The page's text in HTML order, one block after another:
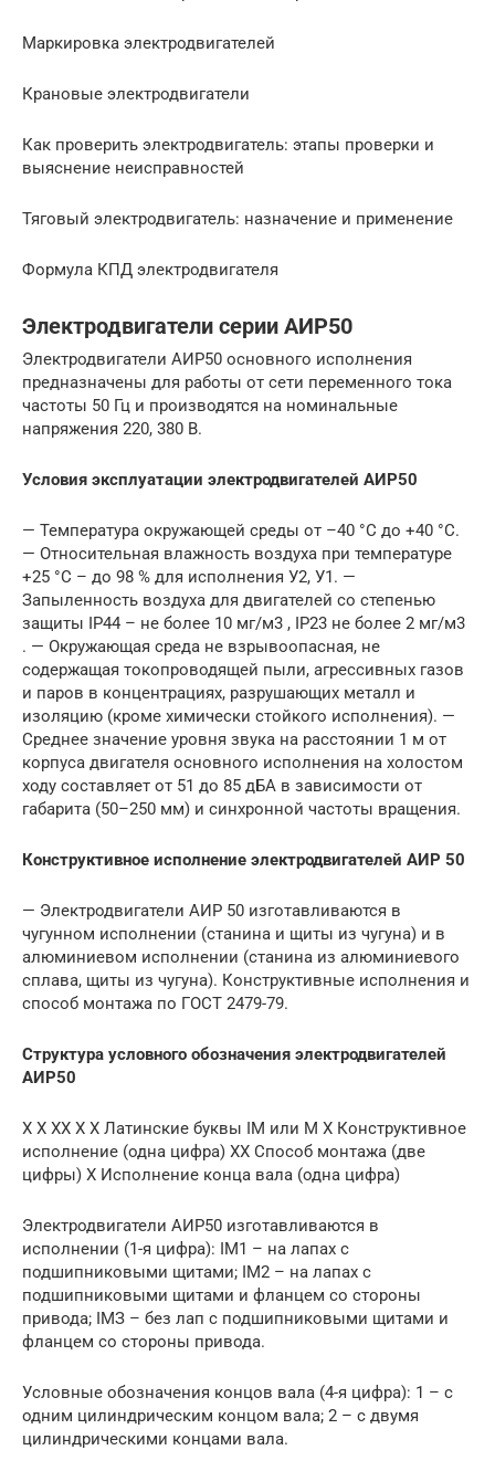
Маркировка электродвигателей
Крановые электродвигатели
Как проверить электродвигатель: этапы проверки и
выяснение неисправностей
Тяговый электродвигатель: назначение и применение
Формула КПД электродвигателя
Электродвигатели серии АИР50
Электродвигатели АИР50 основного исполнения
предназначены для работы от сети переменного тока
частоты 50 Гц и производятся на номинальные
напряжения 220, 380 В.
Условия эксплуатации электродвигателей АИР50
— Температура окружающей среды от –40 °С до +40 °С.
— Относительная влажность воздуха при температуре
+25 °С – до 98 % для исполнения У2, У1. —
Запыленность воздуха для двигателей со степенью
защиты IР44 – не более 10 мг/м3 , IР23 не более 2 мг/м3
. — Окружающая среда не взрывоопасная, не
содержащая токопроводящей пыли, агрессивных газов
и паров в концентрациях, разрушающих металл и
изоляцию (кроме химически стойкого исполнения). —
Среднее значение уровня звука на расстоянии 1 м от
корпуса двигателя основного исполнения на холостом
ходу составляет от 51 до 85 дБА в зависимости от
габарита (50–250 мм) и синхронной частоты вращения.
Конструктивное исполнение электродвигателей АИР 50
— Электродвигатели АИР 50 изготавливаются в
чугунном исполнении (станина и щиты из чугуна) и в
алюминиевом исполнении (станина из алюминиевого
сплава, щиты из чугуна). Конструктивные исполнения и
способ монтажа по ГОСТ 2479-79.
Структура условного обозначения электродвигателей
АИР50
Х Х XX Х X Латинские буквы IМ или М X Конструктивное
исполнение (одна цифра) XX Способ монтажа (две
цифры) X Исполнение конца вала (одна цифра)
Электродвигатели АИР50 изготавливаются в
исполнении (1-я цифра): IМ1 – на лапах с
подшипниковыми щитами; IМ2 – на лапах с
подшипниковыми щитами и фланцем со стороны
привода; IМЗ – без лап с подшипниковыми щитами и
фланцем со стороны привода.
Условные обозначения концов вала (4-я цифра): 1 – с
одним цилиндрическим концом вала; 2 – c двумя
цилиндрическими концами вала.